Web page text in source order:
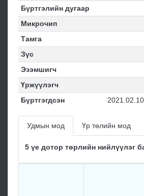
Бүртгэлийн дугаар
Микрочип
Тамга
Зүс
Эзэмшигч
Үржүүлэгч
Бүртгэгдсэн
2021.02.10
Удмын мод Үр төлийн мод
5 үе дотор төрлийн нийлүүлэг